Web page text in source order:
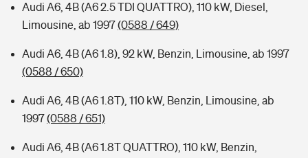
Audi A6, 4B (A6 2.5 TDI QUATTRO), 110 kW, Diesel,
Limousine, ab 1997(0588 / 649)
Audi A6, 4B (A6 1.8), 92 kW, Benzin, Limousine, ab 1997
(0588 / 650)
Audi A6, 4B (A6 1.8T), 110 kW, Benzin, Limousine, ab
1997(0588 / 651)
Audi A6, 4B (A6 1.8T QUATTRO), 110 kW, Benzin,